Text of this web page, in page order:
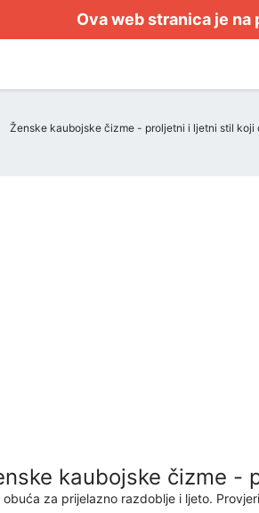
Ova web stranica je na
Ženske kaubojske čizme - proljetni i ljetni stil koji
kaubojske čizme -
za prijelazno razdoblje i ljeto.